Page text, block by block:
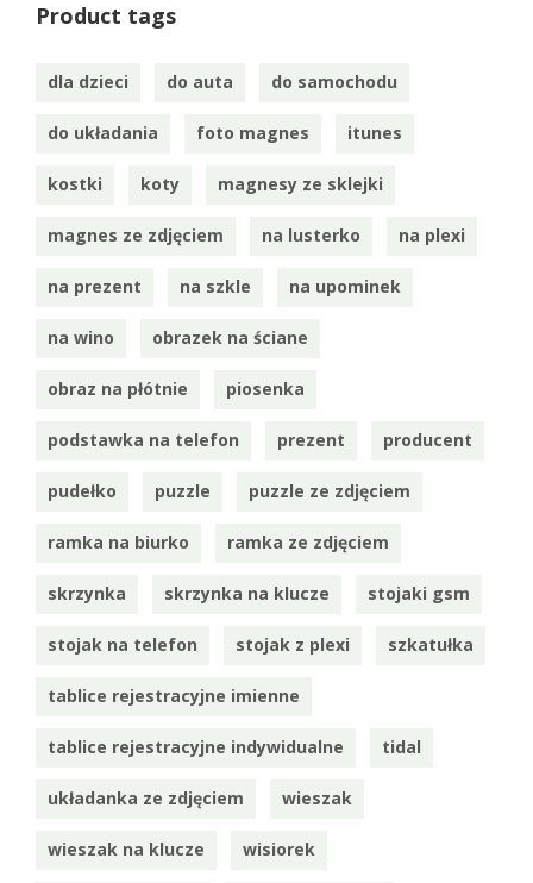
Product tags
dla dzieci do auta do samochodu
do układania foto magnes itunes
kostki koty magnesy ze sklejki
magnes ze zdjęciem na lusterko na plexi
na prezent na szkle na upominek
na wino obrazek na ściane
obraz na płótnie piosenka
podstawka na telefon prezent producent
pudełko puzzle puzzle ze zdjęciem
ramka na biurko ramka ze zdjęciem
skrzynka skrzynka na klucze stojaki gsm
stojak na telefon stojak z plexi szkatułka
tablice rejestracyjne imienne
tablice rejestracyjne indywidualne tidal
układanka ze zdjęciem wieszak
wieszak na klucze wisiorek